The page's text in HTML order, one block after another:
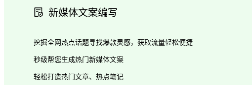
新媒体文案编写
挖掘全网热点话题寻找爆款灵感，获取流量轻松便捷
秒级帮您生成热门新媒体文案
轻松打造热门文章、热点笔记